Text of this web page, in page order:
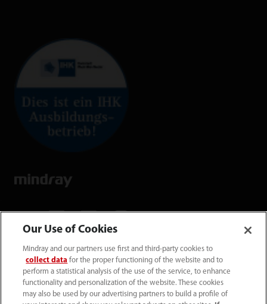
Mindray Medical Germany GmbH
Goebel­straße 21 64293 Darmstadt
Our Use of Cookies
Mindray and our partners use first and third-party cookies to
collect data for the proper functioning of the website and to
perform a statistical analysis of the use of the service, to enhance
functionality and personalization of the website. These cookies
may also be used by our advertising partners to build a profile of